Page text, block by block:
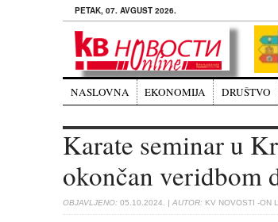
PETAK, 07. AVGUST 2026.
NASLOVNA EKONOMIJA DRUŠTVO
Karate seminar u
okončan veridbom
OBJAVLJENO: 05.10.2024. | AUTOR: KV NOVOSTI -ON